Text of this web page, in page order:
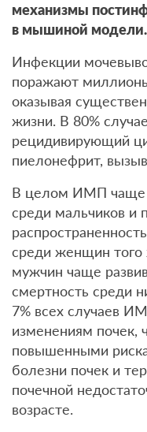
механизмы
в мышиной модели.
Инфекции
поражают
оказывая
жизни. В 80%
рецидивирующий
пиелонефрит,
В целом ИМП чаще
среди мальчиков
среди женщин того
мужчин чаще
смертность среди
7% всех случаев
изменениям почек,
повышенными
болезни почек и
почечной
возрасте.